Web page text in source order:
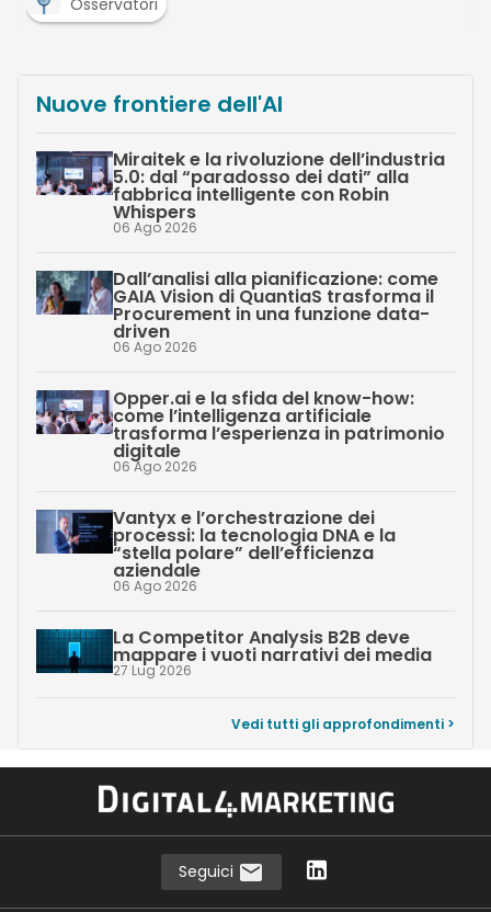
Osservatori
Nuove frontiere dell'AI
Miraitek e la rivoluzione dell’industria
5.0: dal “paradosso dei dati” alla
fabbrica intelligente con Robin
Whispers
06 Ago 2026
Dall’analisi alla pianificazione: come
GAIA Vision di QuantiaS trasforma il
Procurement in una funzione data-
driven
06 Ago 2026
Opper.ai e la sfida del know-how:
come l’intelligenza artificiale
trasforma l’esperienza in patrimonio
digitale
06 Ago 2026
Vantyx e l’orchestrazione dei
processi: la tecnologia DNA e la
“stella polare” dell’efficienza
aziendale
06 Ago 2026
La Competitor Analysis B2B deve
mappare i vuoti narrativi dei media
27 Lug 2026
Vedi tutti gli approfondimenti >
Seguici